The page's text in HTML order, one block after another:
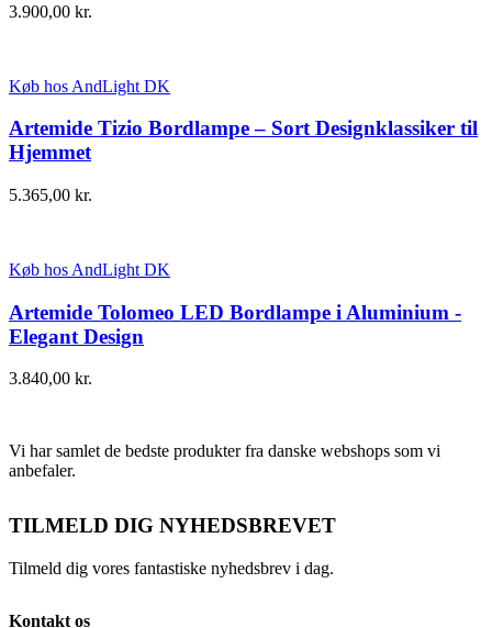
3.900,00 kr.
Køb hos AndLight DK
Artemide Tizio Bordlampe – Sort Designklassiker til
Hjemmet
5.365,00 kr.
Køb hos AndLight DK
Artemide Tolomeo LED Bordlampe i Aluminium -
Elegant Design
3.840,00 kr.
Vi har samlet de bedste produkter fra danske webshops som vi
anbefaler.
TILMELD DIG NYHEDSBREVET
Tilmeld dig vores fantastiske nyhedsbrev i dag.
Kontakt os